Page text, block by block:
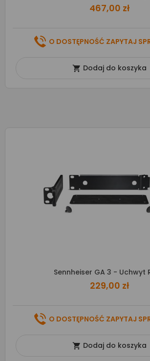
467,00 zł
O DOSTĘPNOŚĆ ZAPYTAJ
 Dodaj do koszyka
Sennheiser GA 3 - Uchwyt
229,00 zł
O DOSTĘPNOŚĆ ZAPYTAJ
 Dodaj do koszyka